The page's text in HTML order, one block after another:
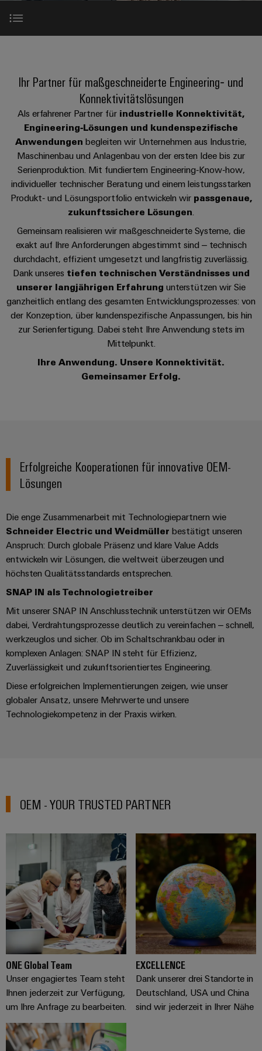
Produkte
für
Rechenzentren
–
effizient,
zuverlässig,
skalierbar
Energiespeicher
Lösungen
Produkte
Energiespeichersysteme
(ESS)
Energieübertragung
und
-
verteilung
Stabilität
und
moderne
Energienetze
in
Gebäudeinfrastruktur
Innovative
Verbindungslösungen
für
Geräte
Konventionelle
Energieerzeugung
Zukunftssicherheit
bewährte
Energieerzeugung
Maschinenbau
für
verschiedene
Segmente
der
Gas
Betrieb
vernetzten
für
die
Prozessindustrie
Photovoltaik
Mehr
Ressourceneffizienz
durch
Sonnenenergie
Schaltschrankbau
Lösungen
die
Herausforderungen
im
DC-
u-
Edge
Computing
Industrial
5G
Single
Pair
Schaltschrank-
und
Feldebene
Feldverdrahtung
Cabinet
Building
Workplace
Solutions
Systeme
und
Lösungen
Dezentrale
Automatisierung
Energiemanagement-
Lösungen
IIoT
&
Automation
Software
Automation
Industrial
Security
Industrial
Service
Platform
easyConnect
EZA-
Regler
Gerätehersteller
Gehäusesysteme
komponenten
Kabeleinführungssysteme
und
-
komponenten
Anschlussleitungen,
Patchkabel
und
SPS
Systemverkabelung
&
Migrationslösungen
Serviceschnittstellen
Verteilerboxen
Elektronik
Trennverstärker
und
Messumformer
Stromversorgungen
Elektronikgehäuse
Blitz-
Überspannungsschutz
PV
Generatoranschlusskasten
Feldbusverteiler
Automatisierung
Systeme
Touch-
Panels
Engineering-
und
Visualisierungstools
Energiemessung
und
Smart
Metering
Weidmüller
Industrial
Delivery
Beratung
und
digitale
Planung
easyConnect
-
Ihre
Industrial
Service
Platform
Connectivity
Consulting
Digitales
Engineering
Configurator
Labor
Technischer
Support
Umweltbezogene
Engineering
Daten
Technische
Produktkataloge
Reparatur
und
Ersatzteile
PSIRT
Bestellmöglichkeiten
eShop
OCI-
Schnittstelle
EDI-
Schnittstelle
ALLE
SERVICES
Vertrieb
Promotionfahrzeug
Distribution
Info
für
unsere
Partner
Vertrieb
Großhandelssuche
News
Messen
Newsletter
Anmeldung
Kundenservice
Webshop
Zahlen
Vorstand
Nachhaltigkeit
Weidmüller
Academy
People
Culture
Compliance
Weidmüller
Welt
Orange
Mag
Kundenmagazin
Zertifikate
Unternehmensmeldungen
Fachpressemeldungen
Pressekontakt
Unsere
Partner
IIoT
Automation
Partner
Netzwerk
Partner
Solution
Partner
-
Systemintegratoren
Messen
&
Events
Globale
Messen
&
Events
Für
Studierende
Werkstudententätigkeiten
Praktika
Abschlussarbeiten
Neuanfang
Studienabbrecher
Offene
Stellen
für
Studierende
Schülerinnen
Studium
Schülerpraktika
Karrierewege
Offene
Ausbildungs-
und
Studienplätze
Veranstaltungen
Aktuelle
Workshops
für
Chancen in der
Entwicklung
in unseren
Wir als Partner
Ihr Mehrwert
Einsatz in Ihrer Industrie
Persönlicher Kontakt
Ihr Partner für maßgeschneiderte Engineering‑ und
Konnektivitätslösungen
Als erfahrener Partner für industrielle Konnektivität,
Engineering‑Lösungen und kundenspezifische
Anwendungen begleiten wir Unternehmen aus Industrie,
Maschinenbau und Anlagenbau von der ersten Idee bis zur
Serienproduktion. Mit fundiertem Engineering‑Know‑how,
individueller technischer Beratung und einem leistungsstarken
Produkt‑ und Lösungsportfolio entwickeln wir passgenaue,
zukunftssichere Lösungen.
Gemeinsam realisieren wir maßgeschneiderte Systeme, die
exakt auf Ihre Anforderungen abgestimmt sind – technisch
durchdacht, effizient umgesetzt und langfristig zuverlässig.
Dank unseres tiefen technischen Verständnisses und
unserer langjährigen Erfahrung unterstützen wir Sie
ganzheitlich entlang des gesamten Entwicklungsprozesses: von
der Konzeption, über kundenspezifische Anpassungen, bis hin
zur Serienfertigung. Dabei steht Ihre Anwendung stets im
Mittelpunkt.
Ihre Anwendung. Unsere Konnektivität.
Gemeinsamer Erfolg.
Erfolgreiche Kooperationen für innovative OEM-
Lösungen
Die enge Zusammenarbeit mit Technologiepartnern wie
Schneider Electric und Weidmüller bestätigt unseren
Anspruch: Durch globale Präsenz und klare Value Adds
entwickeln wir Lösungen, die weltweit überzeugen und
höchsten Qualitätsstandards entsprechen.
SNAP IN als Technologietreiber
Mit unserer SNAP IN Anschlusstechnik unterstützen wir OEMs
dabei, Verdrahtungsprozesse deutlich zu vereinfachen – schnell,
werkzeuglos und sicher. Ob im Schaltschrankbau oder in
komplexen Anlagen: SNAP IN steht für Effizienz,
Zuverlässigkeit und zukunftsorientiertes Engineering.
Diese erfolgreichen Implementierungen zeigen, wie unser
globaler Ansatz, unsere Mehrwerte und unsere
Technologiekompetenz in der Praxis wirken.
OEM - YOUR TRUSTED PARTNER
ONE Global Team​
Unser engagiertes Team steht
Ihnen jederzeit zur Verfügung,
um Ihre Anfrage zu bearbeiten.
EXCELLENCE​
Dank unserer drei Standorte in
Deutschland, USA und China
sind wir jederzeit in Ihrer Nähe